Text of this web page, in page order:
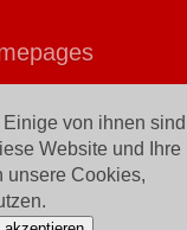
von ihnen sind
Website und Ihre
unsere Cookies,